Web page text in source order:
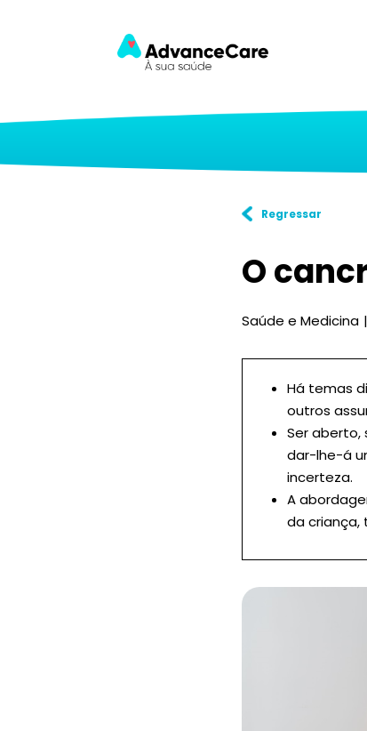
Regressar
O
Saúde e Medicina
Há temas
outros
Ser aberto,
dar-lhe-á
incerteza.
A
da criança,